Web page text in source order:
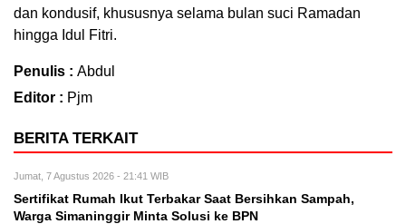
dan kondusif, khususnya selama bulan suci Ramadan
hingga Idul Fitri.
Penulis : Abdul
Editor : Pjm
BERITA TERKAIT
Jumat, 7 Agustus 2026 - 21:41 WIB
Sertifikat Rumah Ikut Terbakar Saat Bersihkan Sampah,
Warga Simaninggir Minta Solusi ke BPN